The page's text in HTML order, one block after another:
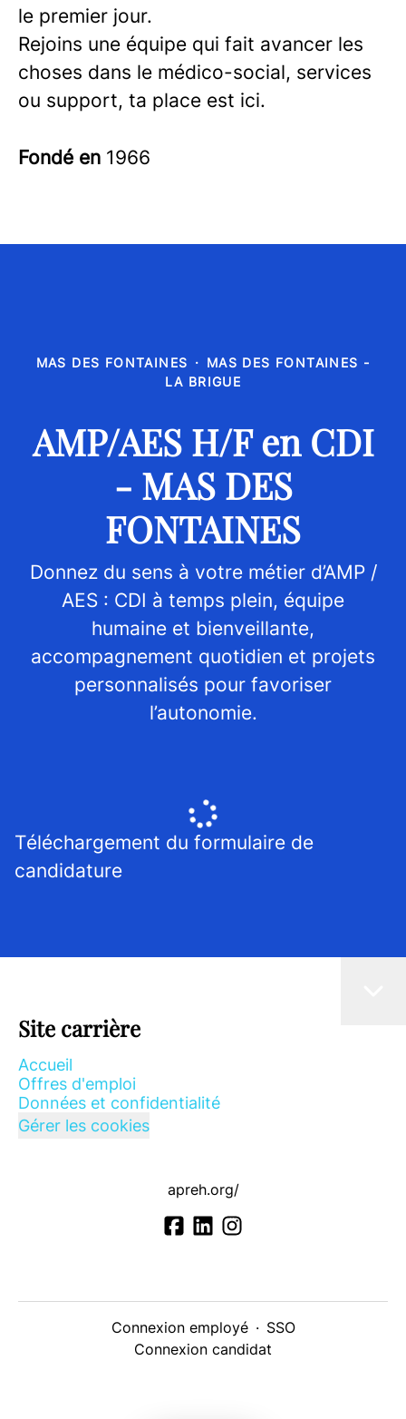
le premier jour.
Rejoins une équipe qui fait avancer les
choses dans le médico-social, services
ou support, ta place est ici.
Fondé en 1966
MAS DES FONTAINES · MAS DES FONTAINES -
LA BRIGUE
AMP/AES H/F en CDI
- MAS DES
FONTAINES
Donnez du sens à votre métier d’AMP /
AES : CDI à temps plein, équipe
humaine et bienveillante,
accompagnement quotidien et projets
personnalisés pour favoriser
l’autonomie.
Téléchargement du formulaire de
candidature
Site carrière
Accueil
Offres d'emploi
Données et confidentialité
Gérer les cookies
apreh.org/
Connexion employé · SSO
Connexion candidat